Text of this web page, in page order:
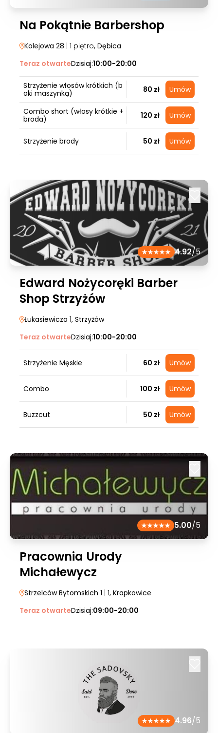
Na Pokątnie Barbershop
Kolejowa 28 | 1 piętro, Dębica
Teraz otwarteDzisiaj:10:00-20:00
Strzyżenie włosów krótkich (b
oki maszynką)
80 zł Umów
Combo short (włosy krótkie +
broda)
120 zł Umów
Strzyżenie brody 50 zł Umów
4.92/5
Edward Nożycoręki Barber
Shop Strzyżów
Łukasiewicza 1, Strzyżów
Teraz otwarteDzisiaj:10:00-20:00
Strzyżenie Męskie 60 zł Umów
Combo 100 zł Umów
Buzzcut 50 zł Umów
5.00/5
Pracownia Urody
Michałewycz
Strzelców Bytomskich 1 | 1, Krapkowice
Teraz otwarteDzisiaj:09:00-20:00
4.96/5